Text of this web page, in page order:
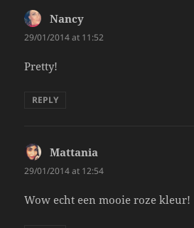
Nancy
29/01/2014 at 11:52
Pretty!
REPLY
Mattania
29/01/2014 at 12:54
Wow echt een mooie roze kleur!